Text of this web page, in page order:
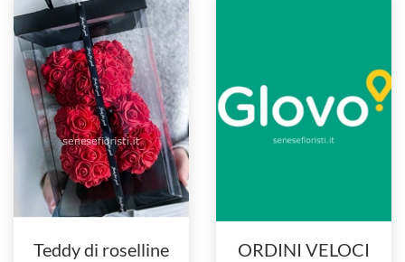
Teddy di roselline ORDINI VELOCI